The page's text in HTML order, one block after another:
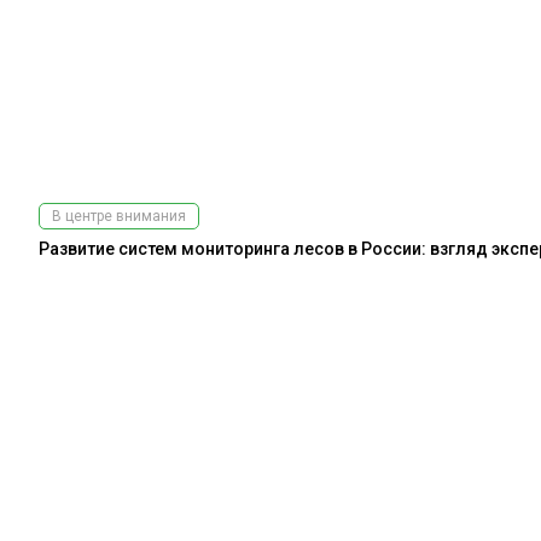
В центре внимания
Развитие систем мониторинга лесов в России: взгляд